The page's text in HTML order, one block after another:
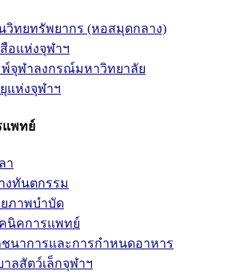
วิทยทรัพยากร (หอสมุดกลาง)
อแห่งจุฬาฯ
จุฬาลงกรณ์มหาวิทยาลัย
แห่งจุฬาฯ
แพทย์
า
งทันตกรรม
ภาพบำบัด
นิคการแพทย์
นาการและการกำหนดอาหาร
าลสัตว์เล็กจุฬาฯ